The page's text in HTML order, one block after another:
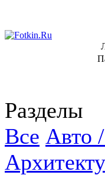
Разделы
Все Авто